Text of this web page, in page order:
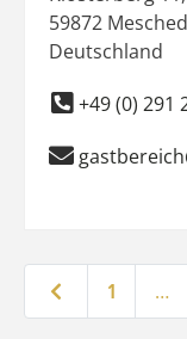
59872
Deutschland
+49 (0) 291
Neuere Beiträge
1 …